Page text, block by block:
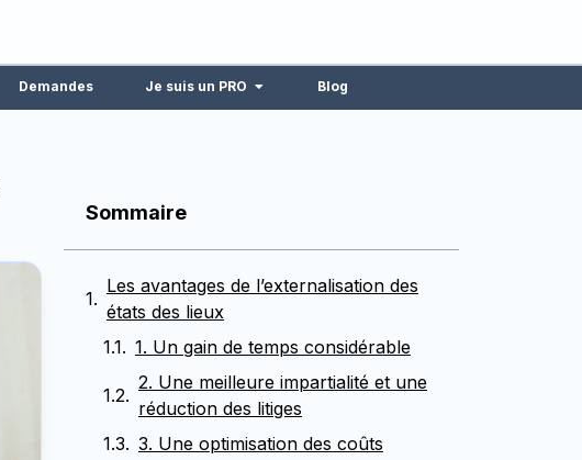
Demandes Je suis un PRO Blog
Sommaire
Les avantages de l’externalisation des
états des lieux
1. Un gain de temps considérable
2. Une meilleure impartialité et une
réduction des litiges
3. Une optimisation des coûts